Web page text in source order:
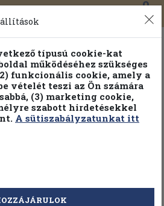
0
típusú cookie-kat
működéséhez szükséges
funkcionális cookie, amely a
vételét teszi az Ön számára
(3) marketing cookie,
szabott hirdetésekkel
A sütiszabályzatunkat itt